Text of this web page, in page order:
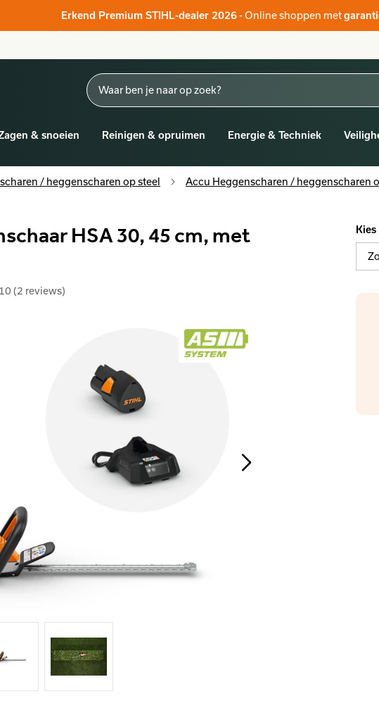
Erkend Premium STIHL-dealer 2026- Online shoppen met
& snoeien Reinigen & opruimen Energie & Techniek
/ heggenscharen op steel Accu Heggenscharen / heggenscharen
HSA 30, 45 cm, met
(2 reviews)